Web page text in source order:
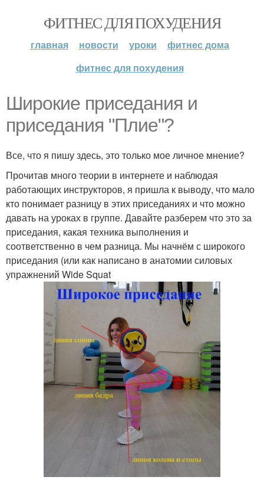
ФИТНЕС ДЛЯ ПОХУДЕНИЯ
главная новости уроки
фитнес дома
фитнес для похудения
Широкие приседания и
приседания "Плие"?
Все, что я пишу здесь, это только мое личное мнение?
Прочитав много теории в интернете и наблюдая
работающих инструкторов, я пришла к выводу, что мало
кто понимает разницу в этих приседаниях и что можно
давать на уроках в группе. Давайте разберем что это за
приседания, какая техника выполнения и
соответственно в чем разница. Мы начнём с широкого
приседания (или как написано в анатомии силовых
упражнений Wide Squat